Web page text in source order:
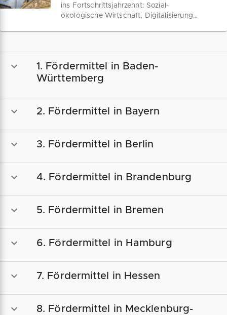
ins Fortschrittsjahrzehnt: Sozial-
ökologische Wirtschaft, Digitalisierung,
1. Fördermittel in Baden-
Württemberg
2. Fördermittel in Bayern
3. Fördermittel in Berlin
4. Fördermittel in Brandenburg
5. Fördermittel in Bremen
6. Fördermittel in Hamburg
7. Fördermittel in Hessen
8. Fördermittel in Mecklenburg-